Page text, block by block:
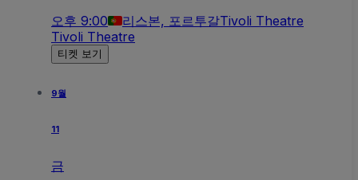
오후 9:00 리스본, 포르투갈Tivoli Theatre
Tivoli Theatre
티켓 보기
9월
11
금